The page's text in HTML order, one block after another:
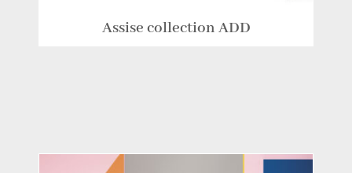
Assise collection ADD